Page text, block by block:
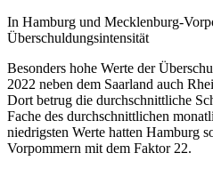
In Hamburg und Mecklenburg-
Überschuldungsintensität
Besonders hohe Werte der
2022 neben dem Saarland auch
Dort betrug die durchschnittliche
Fache des durchschnittlichen
niedrigsten Werte hatten Hamburg
Vorpommern mit dem Faktor 22.